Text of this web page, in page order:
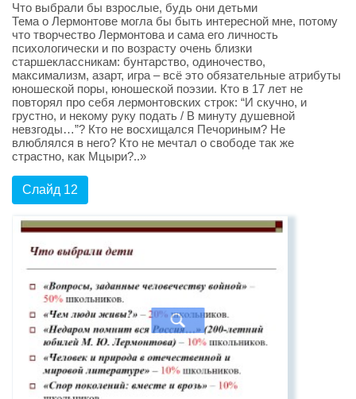
Что выбрали бы взрослые, будь они детьми
Тема о Лермонтове могла бы быть интересной мне, потому
что творчество Лермонтова и сама его личность
психологически и по возрасту очень близки
старшеклассникам: бунтарство, одиночество,
максимализм, азарт, игра – всё это обязательные атрибуты
юношеской поры, юношеской поэзии. Кто в 17 лет не
повторял про себя лермонтовских строк: “И скучно, и
грустно, и некому руку подать / В минуту душевной
невзгоды…”? Кто не восхищался Печориным? Не
влюблялся в него? Кто не мечтал о свободе так же
страстно, как Мцыри?..»
Слайд 12